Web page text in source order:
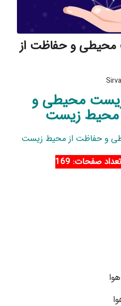
محیطی و حفاظت از
زیست محیطی و
محیط زیست
و حفاظت از محیط زیست
صفحات: 169